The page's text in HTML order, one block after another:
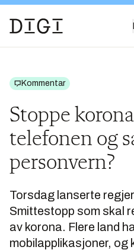
Kommentar
Stoppe
telefonen og
personvern?
Torsdag lanserte
Smittestopp som skal
av korona. Flere land
mobilapplikasjoner, og